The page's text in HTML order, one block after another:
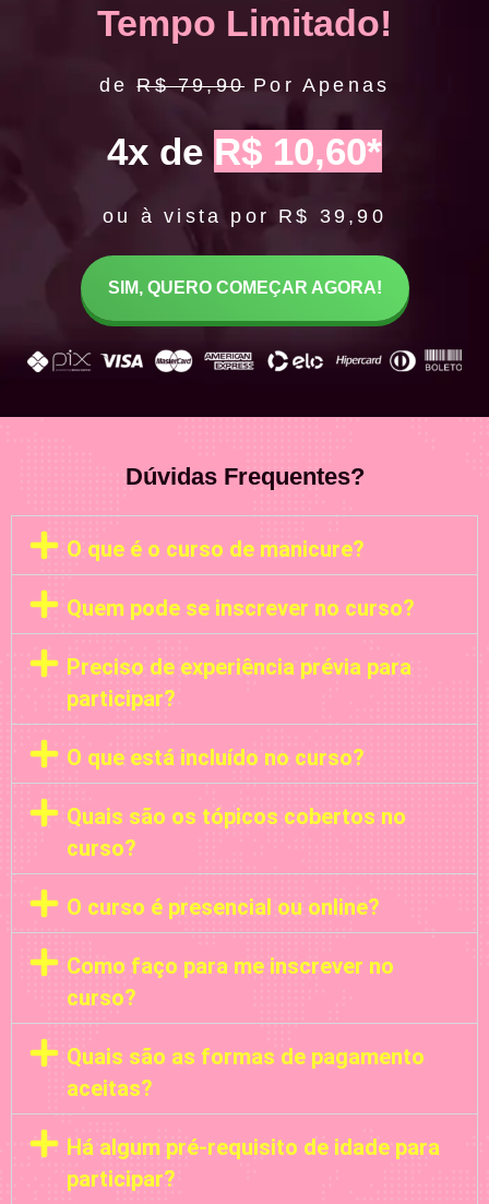
Tempo Limitado!
deR$ 79,90 Por Apenas
4x de R$ 10,60*
ou à vista por R$ 39,90
SIM, QUERO COMEÇAR AGORA!
Dúvidas Frequentes?
O que é o curso de manicure?
Quem pode se inscrever no curso?
Preciso de experiência prévia para
participar?
O que está incluído no curso?
Quais são os tópicos cobertos no
curso?
O curso é presencial ou online?
Como faço para me inscrever no
curso?
Quais são as formas de pagamento
aceitas?
Há algum pré-requisito de idade para
participar?